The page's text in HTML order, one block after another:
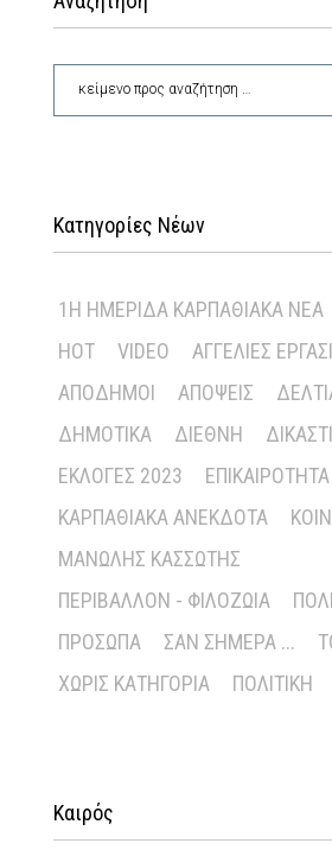
Κατηγορίες Νέων
1Η ΗΜΕΡΊΔΑ ΚΑΡΠΑΘΙΑΚΆ ΝΈΑ
HOT
VIDEO ΑΓΓΕΛΊΕΣ
ΑΠΌΔΗΜΟΙ
ΑΠΌΨΕΙΣ
ΔΗΜΟΤΙΚΆ
ΔΙΕΘΝΉ
ΕΚΛΟΓΈΣ 2023
ΕΠΙΚΑΙΡΌΤΗΤΑ
ΚΑΡΠΑΘΙΑΚΆ ΑΝΈΚΔΟΤΑ
ΜΑΝΏΛΗΣ ΚΑΣΣΏΤΗΣ
ΠΕΡΙΒΆΛΛΟΝ - ΦΙΛΟΖΩΊΑ
ΠΡΌΣΩΠΑ
ΣΑΝ ΣΉΜΕΡΑ ...
ΧΩΡΊΣ ΚΑΤΗΓΟΡΊΑ
ΠΟΛΙΤΙΚΉ
Καιρός